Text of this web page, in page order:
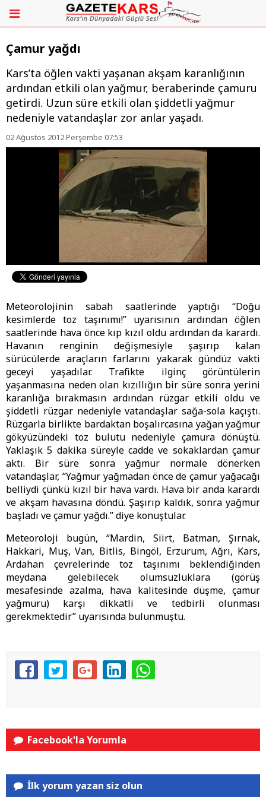
Çamur yağdı
Kars’ta öğlen vakti yaşanan akşam karanlığının
ardından etkili olan yağmur, beraberinde çamuru
getirdi. Uzun süre etkili olan şiddetli yağmur
nedeniyle vatandaşlar zor anlar yaşadı.
02 Ağustos 2012 Perşembe 07:53
Meteorolojinin sabah saatlerinde yaptığı “Doğu
kesimlerde toz taşınımı!” uyarısının ardından öğlen
saatlerinde hava önce kıp kızıl oldu ardından da karardı.
Havanın renginin değişmesiyle şaşırıp kalan
sürücülerde araçların farlarını yakarak gündüz vakti
geceyi yaşadılar. Trafikte ilginç görüntülerin
yaşanmasına neden olan kızıllığın bir süre sonra yerini
karanlığa bırakmasın ardından rüzgar etkili oldu ve
şiddetli rüzgar nedeniyle vatandaşlar sağa-sola kaçıştı.
Rüzgarla birlikte bardaktan boşalırcasına yağan yağmur
gökyüzündeki toz bulutu nedeniyle çamura dönüştü.
Yaklaşık 5 dakika süreyle cadde ve sokaklardan çamur
aktı. Bir süre sonra yağmur normale dönerken
vatandaşlar, “Yağmur yağmadan önce de çamur yağacağı
belliydi çünkü kızıl bir hava vardı. Hava bir anda karardı
ve akşam havasına döndü. Şaşırıp kaldık, sonra yağmur
başladı ve çamur yağdı.” diye konuştular.
Meteoroloji bugün, “Mardin, Siirt, Batman, Şırnak,
Hakkari, Muş, Van, Bitlis, Bingöl, Erzurum, Ağrı, Kars,
Ardahan çevrelerinde toz taşınımı beklendiğinden
meydana gelebilecek olumsuzluklara (görüş
mesafesinde azalma, hava kalitesinde düşme, çamur
yağmuru) karşı dikkatli ve tedbirli olunması
gerekmektedir” uyarısında bulunmuştu.
Facebook'la Yorumla
İlk yorum yazan siz olun